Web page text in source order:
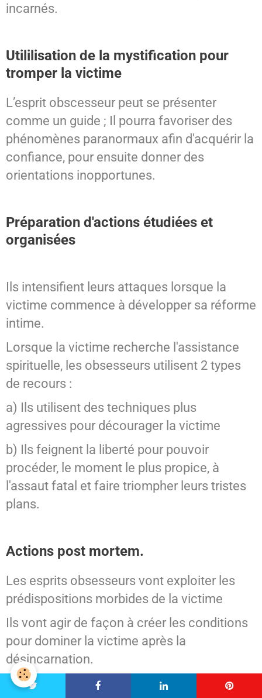
incarnés.
Utililisation de la mystification pour
tromper la victime
L’esprit obscesseur peut se présenter
comme un guide ; Il pourra favoriser des
phénomènes paranormaux afin d'acquérir la
confiance, pour ensuite donner des
orientations inopportunes.
Préparation d'actions étudiées et
organisées
Ils intensifient leurs attaques lorsque la
victime commence à développer sa réforme
intime.
Lorsque la victime recherche l'assistance
spirituelle, les obsesseurs utilisent 2 types
de recours :
a) Ils utilisent des techniques plus
agressives pour décourager la victime
b) Ils feignent la liberté pour pouvoir
procéder, le moment le plus propice, à
l'assaut fatal et faire triompher leurs tristes
plans.
Actions post mortem.
Les esprits obsesseurs vont exploiter les
prédispositions morbides de la victime
Ils vont agir de façon à créer les conditions
pour dominer la victime après la
désincarnation.
Ils vont préférer provoquer la chute morale